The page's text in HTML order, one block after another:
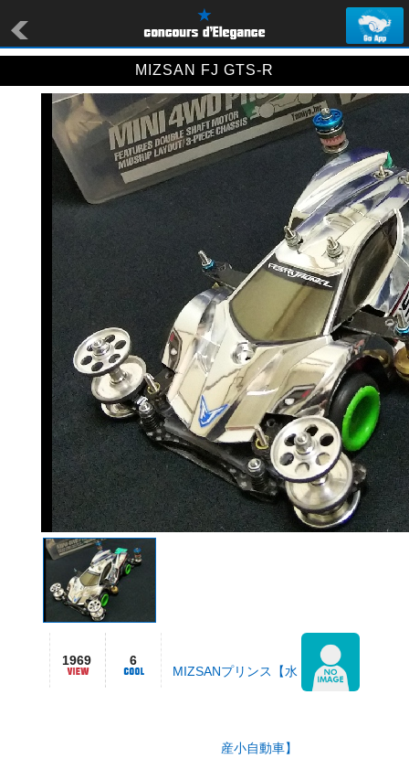
MIZSAN FJ GTS-R
1969 6
MIZSANプリンス【水
産小自動車】